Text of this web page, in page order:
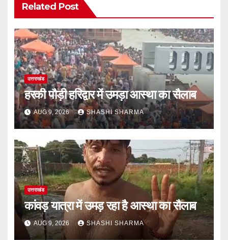
Related Post
उत्तराखंड
हरकी पौड़ी हरिद्वार में उमड़ा आस्था का सैलाब
AUG 9, 2026 SHASHI SHARMA
उत्तराखंड
कांवड़ यात्रा में उमड़ रहा है आस्था का सैलाब
AUG 9, 2026 SHASHI SHARMA